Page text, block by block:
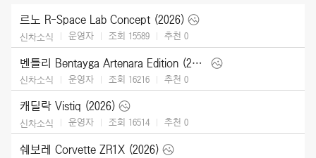
르노 R-Space Lab Concept (2026)
신차소식 운영자 조회 15589 추천 0
벤틀리 Bentayga Artenara Edition (2027)
신차소식 운영자 조회 16216 추천 0
캐딜락 Vistiq (2026)
신차소식 운영자 조회 16514 추천 0
쉐보레 Corvette ZR1X (2026)